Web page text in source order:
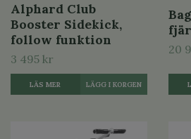
Alphard Club
Booster Sidekick,
follow funktion
3 495 kr
LÄS MER
20